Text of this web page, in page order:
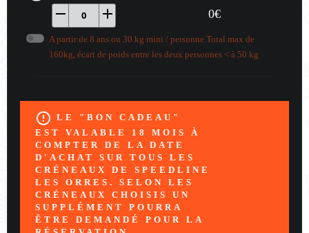
remove 0 add 0€
A partir de 8 ans ou 30 kg mini / personne.Total max de
160kg, écart de poids entre les deux personnes < à 50 kg
error_outline LE "BON CADEAU"
EST VALABLE 18 MOIS À
COMPTER DE LA DATE
D'ACHAT SUR TOUS LES
CRÉNEAUX DE SPEEDLINE
LES ORRES. SELON LES
CRÉNEAUX CHOISIS UN
SUPPLÉMENT POURRA
ÊTRE DEMANDÉ POUR LA